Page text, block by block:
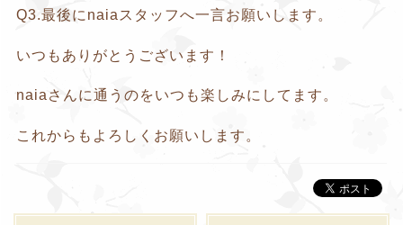
Q3.最後にnaiaスタッフへ一言お願いします。
いつもありがとうございます！
naiaさんに通うのをいつも楽しみにしてます。
これからもよろしくお願いします。